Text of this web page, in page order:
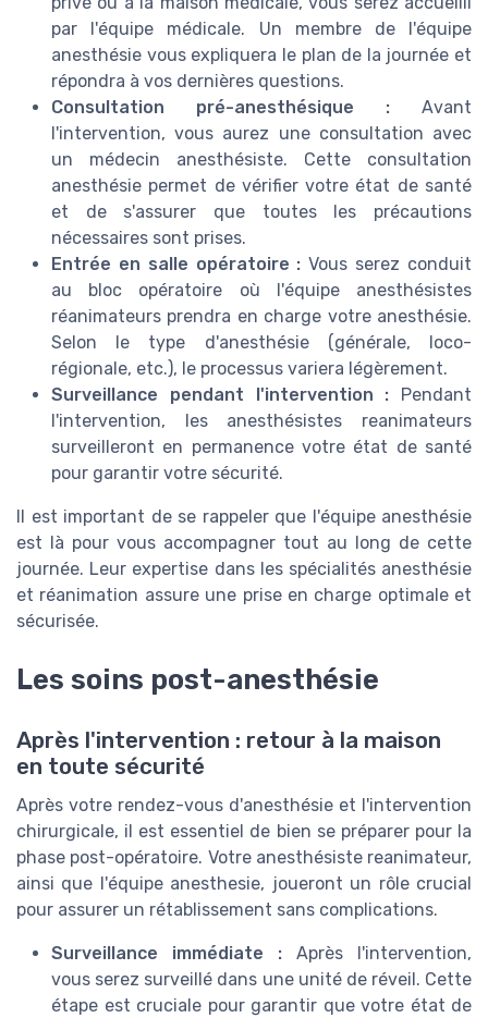
par l'équipe médicale. Un membre de l'équipe
anesthésie vous expliquera le plan de la journée et
répondra à vos dernières questions.
Consultation pré-anesthésique : Avant
l'intervention, vous aurez une consultation avec
un médecin anesthésiste. Cette consultation
anesthésie permet de vérifier votre état de santé
et de s'assurer que toutes les précautions
nécessaires sont prises.
Entrée en salle opératoire : Vous serez conduit
au bloc opératoire où l'équipe anesthésistes
réanimateurs prendra en charge votre anesthésie.
Selon le type d'anesthésie (générale, loco-
régionale, etc.), le processus variera légèrement.
Surveillance pendant l'intervention : Pendant
l'intervention, les anesthésistes reanimateurs
surveilleront en permanence votre état de santé
pour garantir votre sécurité.
Il est important de se rappeler que l'équipe anesthésie
est là pour vous accompagner tout au long de cette
journée. Leur expertise dans les spécialités anesthésie
et réanimation assure une prise en charge optimale et
sécurisée.
Les soins post-anesthésie
Après l'intervention : retour à la maison
en toute sécurité
Après votre rendez-vous d'anesthésie et l'intervention
chirurgicale, il est essentiel de bien se préparer pour la
phase post-opératoire. Votre anesthésiste reanimateur,
ainsi que l'équipe anesthesie, joueront un rôle crucial
pour assurer un rétablissement sans complications.
Surveillance immédiate : Après l'intervention,
vous serez surveillé dans une unité de réveil. Cette
étape est cruciale pour garantir que votre état de